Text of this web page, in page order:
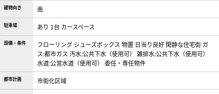
建物向き 南
駐車場 あり 1台 カースペース
設備・条件 フローリング シューズボックス 物置 日当り良好 閑静な住宅街 ガ
ス:都市ガス 汚水:公共下水（使用可）
雑排水:公共下水（使用可）
水道:公営水道（使用可）
委任・専任物件
都市計画 市街化区域